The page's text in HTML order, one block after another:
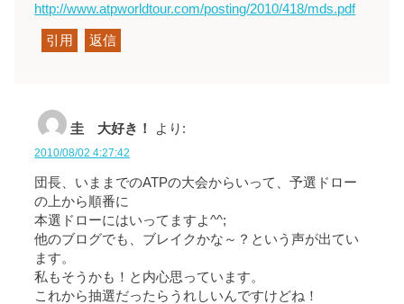
http://www.atpworldtour.com/posting/2010/418/mds.pdf
引用 返信
圭 大好き！ より:
2010/08/02 4:27:42
団長、いままでのATPの大会からいって、予選ドロー
の上から順番に
本選ドローにはいってますよ^^;
他のブログでも、ブレイクかな～？という声が出てい
ます。
私もそうかも！と内心思っています。
これから抽選だったらうれしいんですけどね！